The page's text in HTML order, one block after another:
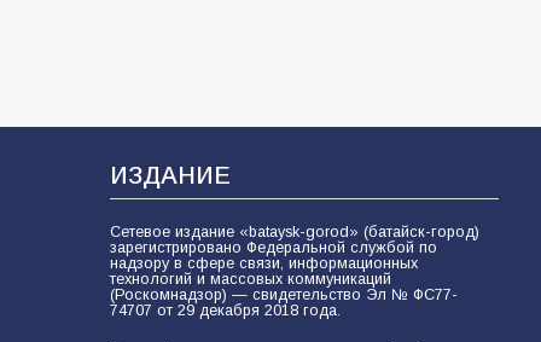
ИЗДАНИЕ
Сетевое издание «bataysk-gorod» (батайск-город)
зарегистрировано Федеральной службой по
надзору в сфере связи, информационных
технологий и массовых коммуникаций
(Роскомнадзор) — свидетельство Эл № ФС77-
74707 от 29 декабря 2018 года.